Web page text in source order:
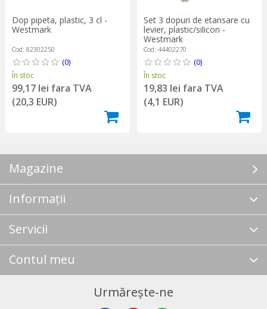
Dop pipeta, plastic, 3 cl -
Westmark
Cod: 82302250
(0)
În stoc
99,17 lei fara TVA
(20,3 EUR)
Set 3 dopuri de etansare cu
levier, plastic/silicon -
Westmark
Cod: 44402270
(0)
În stoc
19,83 lei fara TVA
(4,1 EUR)
Magazine
Informații
Servicii
Contul meu
Urmărește-ne